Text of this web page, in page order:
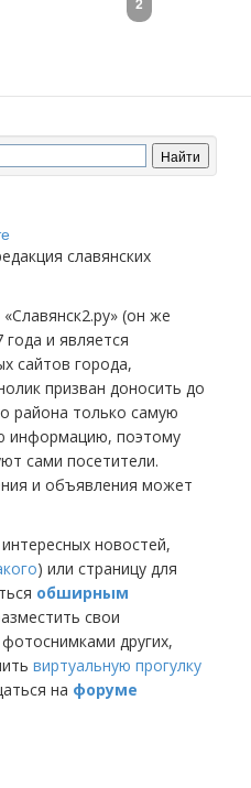
славянских
«Славянск2.ру» (он же
и является
сайтов города,
призван доносить до
района только самую
информацию, поэтому
сами посетители.
и объявления может
новостей,
) или страницу для
обширным
свои
других,
виртуальную прогулку
на форуме